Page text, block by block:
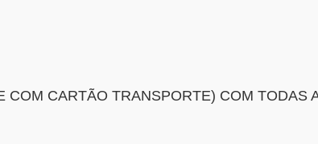
COM CARTÃO TRANSPORTE) COM TODAS